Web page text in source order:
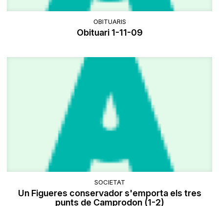
OBITUARIS
Obituari 1-11-09
SOCIETAT
Un Figueres conservador s'emporta els tres
punts de Camprodon (1-2)